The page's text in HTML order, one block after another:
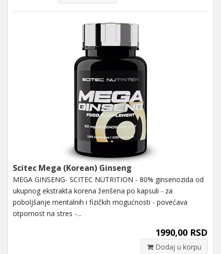
Scitec Mega (Korean) Ginseng
MEGA GINSENG- SCITEC NUTRITION - 80% ginsenozida od
ukupnog ekstrakta korena ženšena po kapsuli - za
poboljšanje mentalnih i fizičkih mogućnosti - povećava
otpornost na stres -...
1990,00 RSD
Dodaj u korpu